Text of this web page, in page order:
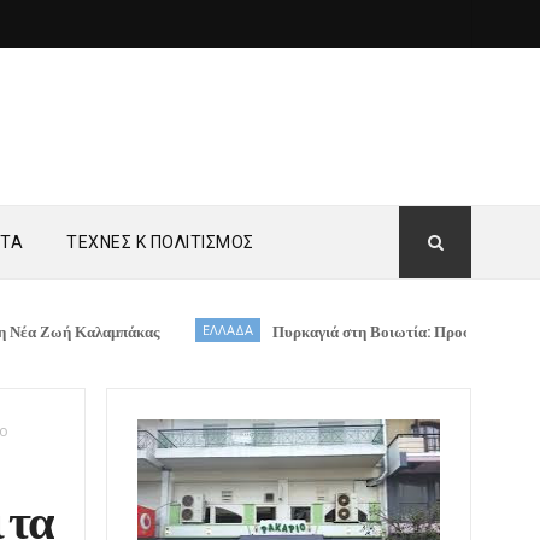
ΤΕΧΝΕΣ Κ ΠΟΛΙΤΙΣΜΟΣ
ΕΛΛΑΔΑ Πυρκαγιά στη Βοιωτία: Προφυλακίστηκαν ο